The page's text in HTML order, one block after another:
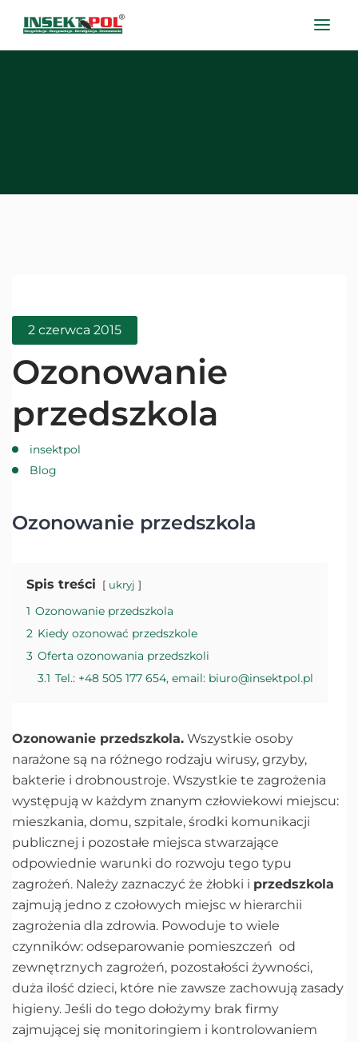
2 czerwca 2015
Ozonowanie
przedszkola
insektpol
Blog
Ozonowanie przedszkola
Spis treści ukryj
1 Ozonowanie przedszkola
2 Kiedy ozonować przedszkole
3 Oferta ozonowania przedszkoli
3.1 Tel.: +48 505 177 654, email: biuro@insektpol.pl
Ozonowanie przedszkola. Wszystkie osoby
narażone są na różnego rodzaju wirusy, grzyby,
bakterie i drobnoustroje. Wszystkie te zagrożenia
występują w każdym znanym człowiekowi miejscu:
mieszkania, domu, szpitale, środki komunikacji
publicznej i pozostałe miejsca stwarzające
odpowiednie warunki do rozwoju tego typu
zagrożeń. Należy zaznaczyć że żłobki i przedszkola
zajmują jedno z czołowych miejsc w hierarchii
zagrożenia dla zdrowia. Powoduje to wiele
czynników: odseparowanie pomieszczeń od
zewnętrznych zagrożeń, pozostałości żywności,
duża ilość dzieci, które nie zawsze zachowują zasady
higieny. Jeśli do tego dołożymy brak firmy
zajmującej się monitoringiem i kontrolowaniem